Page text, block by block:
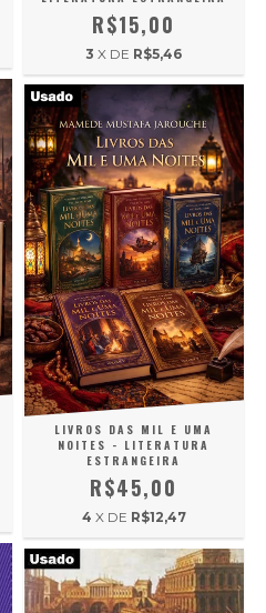
R$15,00
3 X DE R$5,46
LIVROS DAS MIL E UMA
NOITES - LITERATURA
ESTRANGEIRA
R$45,00
4 X DE R$12,47